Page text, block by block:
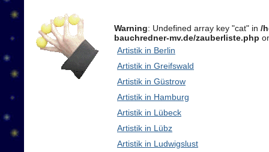
Warning: Undefined array key "cat" in /
bauchredner-mv.de/zauberliste.php
Artistik in Berlin
Artistik in Greifswald
Artistik in Güstrow
Artistik in Hamburg
Artistik in Lübeck
Artistik in Lübz
Artistik in Ludwigslust